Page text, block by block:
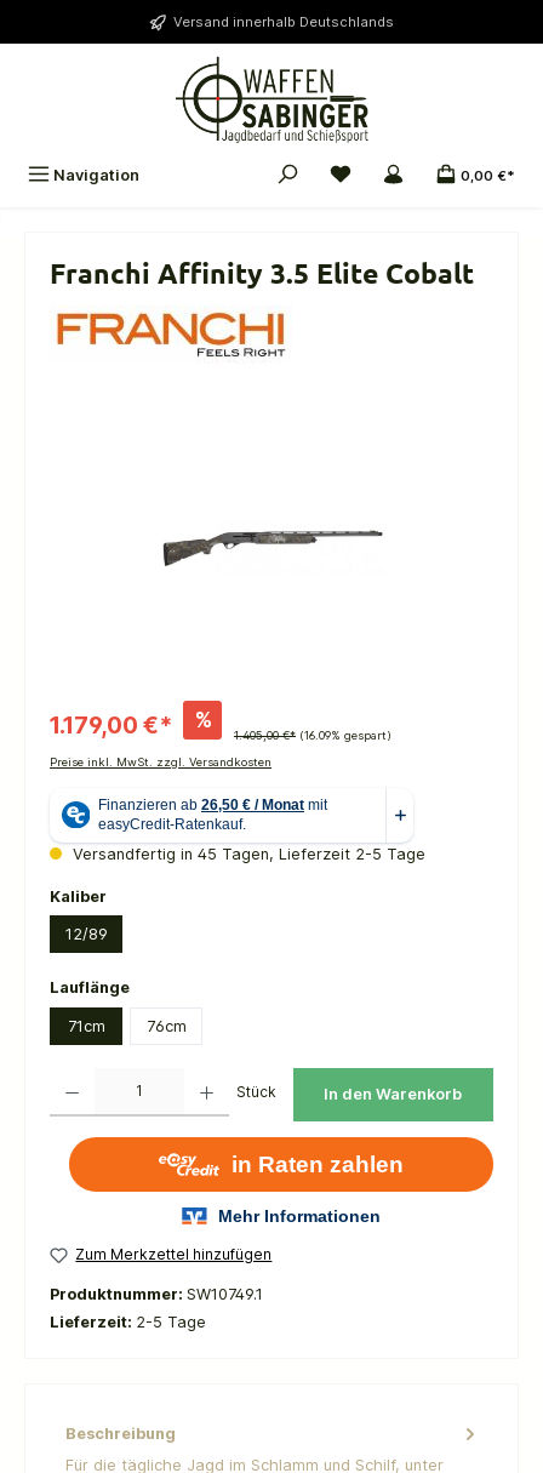
Versand innerhalb Deutschlands
Navigation 0,00 €*
Franchi Affinity 3.5 Elite Cobalt
1.179,00 €* %
1.405,00 €* (16.09% gespart)
Preise inkl. MwSt. zzgl. Versandkosten
Versandfertig in 45 Tagen, Lieferzeit 2-5 Tage
Kaliber
12/89
Lauflängeauswählen
71cm 76cm
Stück In den Warenkorb
Zum Merkzettel hinzufügen
Produktnummer: SW10749.1
Lieferzeit: 2-5 Tage
Beschreibung
Für die tägliche Jagd im Schlamm und Schilf, unter